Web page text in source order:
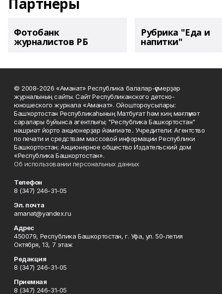
Фотобанк
журналистов РБ
Рубрика "Еда и
напитки"
© 2008-2026 «Аманат» Республика балалар-үҫмерҙәр
журналының сайты. Сайт Республиканского детско-
юношеского журнала «Аманат». Ойоштороусылары:
Башҡортостан Республикаһының Матбуғат һәм киң мәғлүмәт
саралары буйынса агентлығы; "Республика Башкортостан"
нәшриәт йорто акционерҙар йәмғиәте.. Учредители: Агентство
по печати и средствам массовой информации Республики
Башкортостан; Акционерное общество Издательский дом
«Республика Башкортостан».
Об использовании персональных данных
Телефон
8 (347) 246-31-05
Эл. почта
amanat@yandex.ru
Адрес
450079, Республика Башкортостан, г. Уфа, ул. 50-летия
Октября, 13, 7 этаж
Редакция
8 (347) 246-31-05
Приемная
8 (347) 246-31-05